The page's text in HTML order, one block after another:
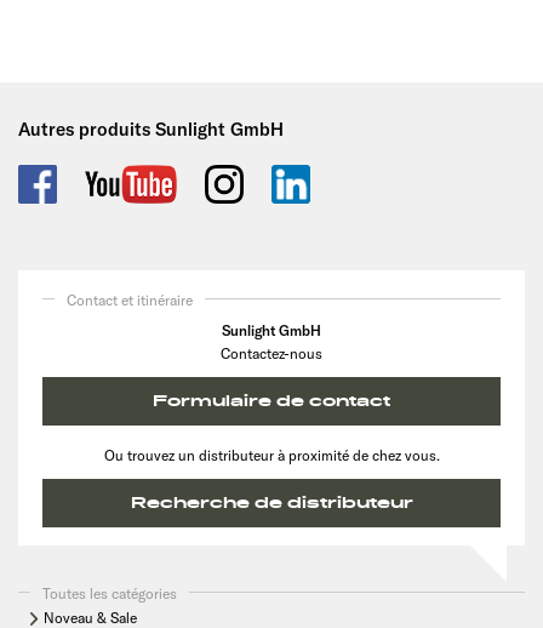
Autres produits Sunlight GmbH
Contact et itinéraire
Sunlight GmbH
Contactez-nous
Formulaire de contact
Ou trouvez un distributeur à proximité de chez vous.
Recherche de distributeur
Toutes les catégories
Noveau & Sale